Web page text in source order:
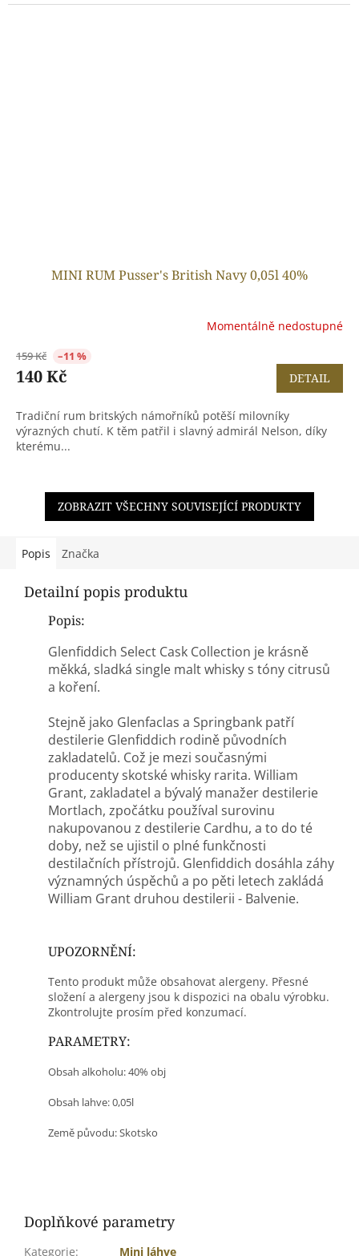
MINI RUM Pusser's British Navy 0,05l 40%
Momentálně nedostupné
159 Kč –11 %
140 Kč DETAIL
Tradiční rum britských námořníků potěší milovníky
výrazných chutí. K těm patřil i slavný admirál Nelson, díky
kterému...
ZOBRAZIT VŠECHNY SOUVISEJÍCÍ PRODUKTY
Popis Značka
Detailní popis produktu
Popis:
Glenfiddich Select Cask Collection je krásně
měkká, sladká single malt whisky s tóny citrusů
a koření.
Stejně jako Glenfaclas a Springbank patří
destilerie Glenfiddich rodině původních
zakladatelů. Což je mezi současnými
producenty skotské whisky rarita. William
Grant, zakladatel a bývalý manažer destilerie
Mortlach, zpočátku používal surovinu
nakupovanou z destilerie Cardhu, a to do té
doby, než se ujistil o plné funkčnosti
destilačních přístrojů. Glenfiddich dosáhla záhy
významných úspěchů a po pěti letech zakládá
William Grant druhou destilerii - Balvenie.
UPOZORNĚNÍ:
Tento produkt může obsahovat alergeny. Přesné
složení a alergeny jsou k dispozici na obalu výrobku.
Zkontrolujte prosím před konzumací.
PARAMETRY:
Obsah alkoholu: 40% obj
Obsah lahve: 0,05l
Země původu: Skotsko
Doplňkové parametry
Kategorie: Mini láhve